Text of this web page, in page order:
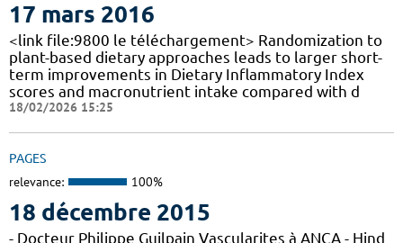
17 mars 2016
<link file:9800 le téléchargement> Randomization to
plant-based dietary approaches leads to larger short-
term improvements in Dietary Inflammatory Index
scores and macronutrient intake compared with d
18/02/2026 15:25
PAGES
relevance: 100%
18 décembre 2015
- Docteur Philippe Guilpain Vascularites à ANCA - Hind